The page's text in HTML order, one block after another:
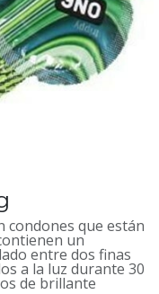
condones que están
un
entre dos finas
a la luz durante 30
de brillante